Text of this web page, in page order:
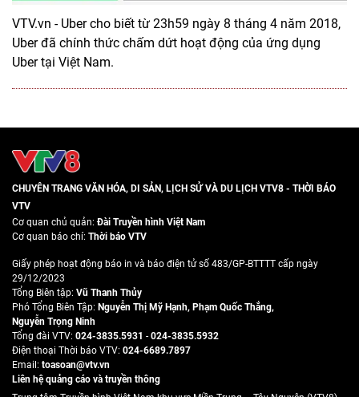
VTV.vn - Uber cho biết từ 23h59 ngày 8 tháng 4 năm 2018,
Uber đã chính thức chấm dứt hoạt động của ứng dụng
Uber tại Việt Nam.
CHUYÊN TRANG VĂN HÓA, DI SẢN, LỊCH SỬ VÀ DU LỊCH VTV8 - THỜI BÁO
VTV
Cơ quan chủ quản:Đài Truyền hình Việt Nam
Cơ quan báo chí: Thời báo VTV
Giấy phép hoạt động báo in và báo điện tử số 483/GP-BTTTT cấp ngày
29/12/2023
Tổng Biên tập: Vũ Thanh Thủy
Phó Tổng Biên Tập: Nguyễn Thị Mỹ Hạnh, Phạm Quốc Thắng,
Nguyễn Trọng Ninh
Tổng đài VTV: 024-3835.5931 - 024-3835.5932
Ðiện thoại Thời báo VTV: 024-6689.7897
Email: toasoan@vtv.vn
Liên hệ quảng cáo và truyền thông